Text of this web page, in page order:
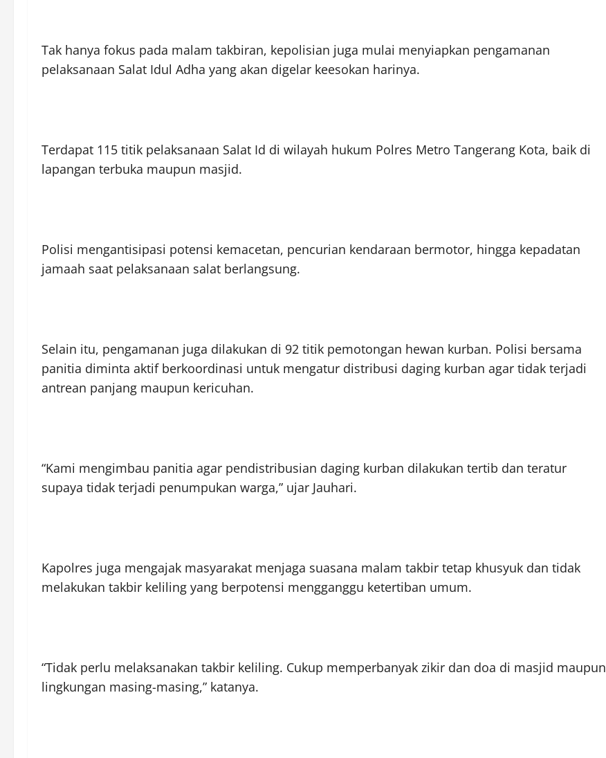
Tak hanya fokus pada malam takbiran, kepolisian juga mulai menyiapkan pengamanan
pelaksanaan Salat Idul Adha yang akan digelar keesokan harinya.
Terdapat 115 titik pelaksanaan Salat Id di wilayah hukum Polres Metro Tangerang Kota, baik di
lapangan terbuka maupun masjid.
Polisi mengantisipasi potensi kemacetan, pencurian kendaraan bermotor, hingga kepadatan
jamaah saat pelaksanaan salat berlangsung.
Selain itu, pengamanan juga dilakukan di 92 titik pemotongan hewan kurban. Polisi bersama
panitia diminta aktif berkoordinasi untuk mengatur distribusi daging kurban agar tidak terjadi
antrean panjang maupun kericuhan.
“Kami mengimbau panitia agar pendistribusian daging kurban dilakukan tertib dan teratur
supaya tidak terjadi penumpukan warga,” ujar Jauhari.
Kapolres juga mengajak masyarakat menjaga suasana malam takbir tetap khusyuk dan tidak
melakukan takbir keliling yang berpotensi mengganggu ketertiban umum.
“Tidak perlu melaksanakan takbir keliling. Cukup memperbanyak zikir dan doa di masjid maupun
lingkungan masing-masing,” katanya.